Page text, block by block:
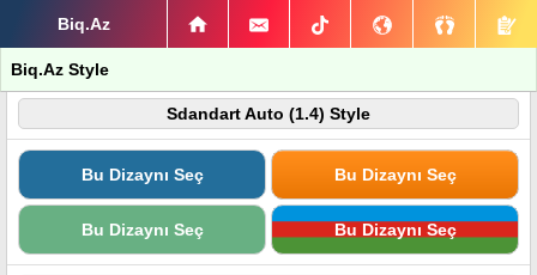
Biq.Az
Biq.Az Style
Sdandart Auto (1.4) Style
Bu Dizaynı Seç Bu Dizaynı Seç
Bu Dizaynı Seç Bu Dizaynı Seç